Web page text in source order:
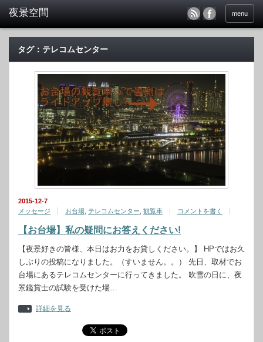
menu
タグ：テレコムセンター
2015-12-7
メッセージ
お台場 テレコムセンター 観覧車 コメントを書く
【お台場】私の疑問にお答えください!
【夜景好きの皆様、本日はお力をお貸しください。】 HPではお久
しぶりの投稿になりました。（すいません。。） 先日、取材でお
台場にあるテレコムセンターに行ってきました。 吹雪の日に、夜
景鑑賞士の試験を受けた場…
詳細を見る